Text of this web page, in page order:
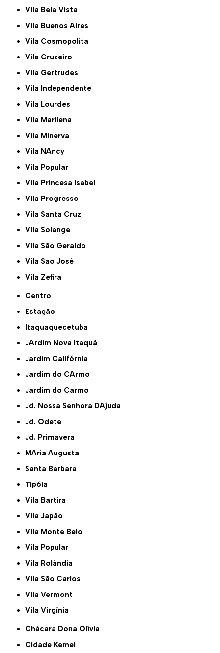
Vila Bela Vista
Vila Buenos Aires
Vila Cosmopolita
Vila Cruzeiro
Vila Gertrudes
Vila Independente
Vila Lourdes
Vila Marilena
Vila Minerva
Vila NAncy
Vila Popular
Vila Princesa Isabel
Vila Progresso
Vila Santa Cruz
Vila Solange
Vila São Geraldo
Vila São José
Vila Zefira
Centro
Estação
Itaquaquecetuba
JArdim Nova Itaquá
Jardim Califórnia
Jardim do CArmo
Jardim do Carmo
Jd. Nossa Senhora DAjuda
Jd. Odete
Jd. Primavera
MAria Augusta
Santa Barbara
Tipóia
Vila Bartira
Vila Japão
Vila Monte Belo
Vila Popular
Vila Rolândia
Vila São Carlos
Vila Vermont
Vila Virgínia
Chácara Dona Olívia
Cidade Kemel